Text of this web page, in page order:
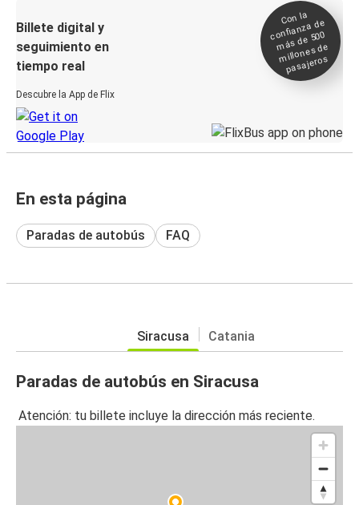
Billete digital y
seguimiento en
tiempo real
Descubre la App de Flix
Con la
confianza de
más de 500
millones de
pasajeros
En esta página
Paradas de autobús FAQ
Siracusa Catania
Paradas de autobús en Siracusa
Atención: tu billete incluye la dirección más reciente.